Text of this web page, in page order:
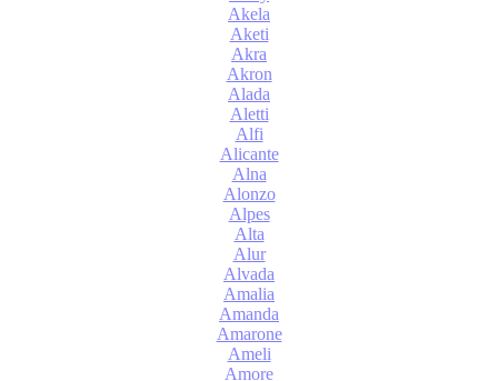
Akela
Aketi
Akra
Akron
Alada
Aletti
Alfi
Alicante
Alna
Alonzo
Alpes
Alta
Alur
Alvada
Amalia
Amanda
Amarone
Ameli
Amore